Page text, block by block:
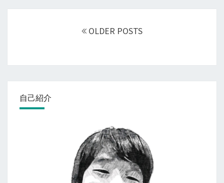
る
の
3
法
ゲ
OLDER POSTS
自己紹介